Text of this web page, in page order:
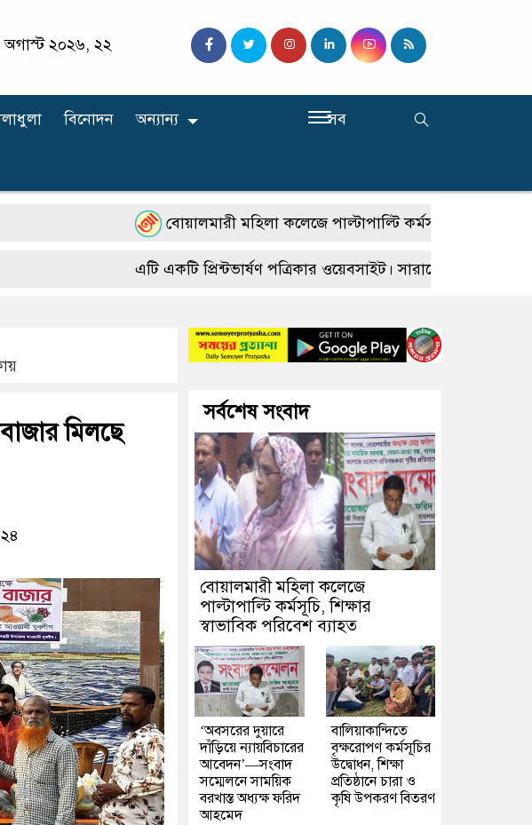
২০২৬, ২২
বিনোদন অন্যান্য সব
বোয়ালমারী মহিলা কলেজে পাল্টাপাল্টি কর্মসূচি, শিক্ষার স্বাভাবিক
এটি একটি প্রিন্টভার্ষণ পত্রিকার ওয়েবসাইট। সারাদেশে জেলা
মিলছে
সর্বশেষ সংবাদ
বোয়ালমারী মহিলা কলেজে
পাল্টাপাল্টি কর্মসূচি, শিক্ষার
স্বাভাবিক পরিবেশ ব্যাহত
‘অবসরের দুয়ারে
দাঁড়িয়ে ন্যায়বিচারের
আবেদন’—সংবাদ
সম্মেলনে সাময়িক
বরখাস্ত অধ্যক্ষ ফরিদ
আহমেদ
বালিয়াকান্দিতে
বৃক্ষরোপণ কর্মসূচির
উদ্বোধন, শিক্ষা
প্রতিষ্ঠানে চারা ও
কৃষি উপকরণ বিতরণ